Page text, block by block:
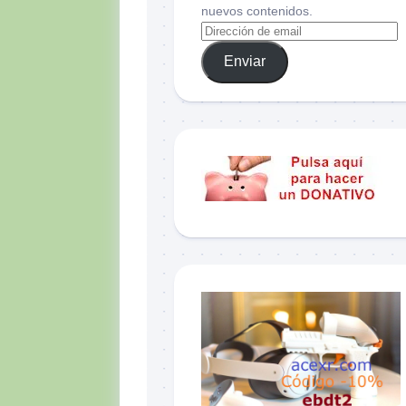
nuevos contenidos.
Enviar